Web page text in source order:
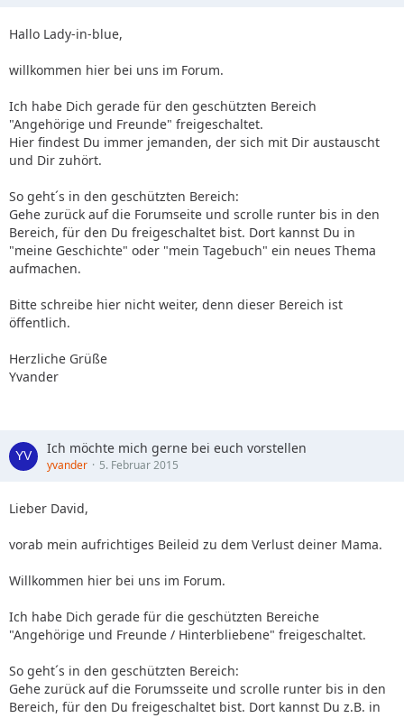
Hallo Lady-in-blue,
willkommen hier bei uns im Forum.
Ich habe Dich gerade für den geschützten Bereich
"Angehörige und Freunde" freigeschaltet.
Hier findest Du immer jemanden, der sich mit Dir austauscht
und Dir zuhört.
So geht´s in den geschützten Bereich:
Gehe zurück auf die Forumseite und scrolle runter bis in den
Bereich, für den Du freigeschaltet bist. Dort kannst Du in
"meine Geschichte" oder "mein Tagebuch" ein neues Thema
aufmachen.
Bitte schreibe hier nicht weiter, denn dieser Bereich ist
öffentlich.
Herzliche Grüße
Yvander
Ich möchte mich gerne bei euch vorstellen
yvander 5. Februar 2015
Lieber David,
vorab mein aufrichtiges Beileid zu dem Verlust deiner Mama.
Willkommen hier bei uns im Forum.
Ich habe Dich gerade für die geschützten Bereiche
"Angehörige und Freunde / Hinterbliebene" freigeschaltet.
So geht´s in den geschützten Bereich:
Gehe zurück auf die Forumsseite und scrolle runter bis in den
Bereich, für den Du freigeschaltet bist. Dort kannst Du z.B. in